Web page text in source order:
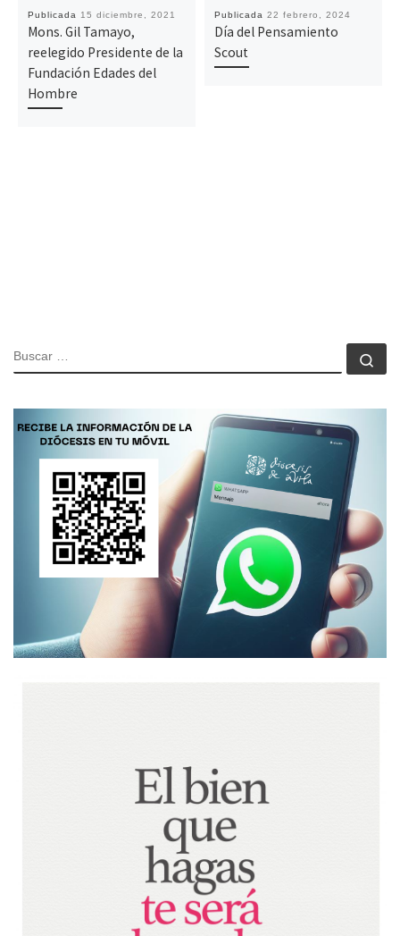
Publicada 15 diciembre, 2021
Mons. Gil Tamayo,
reelegido Presidente de la
Fundación Edades del
Hombre
Publicada22 febrero, 2024
Día del Pensamiento
Scout
BUSCAR